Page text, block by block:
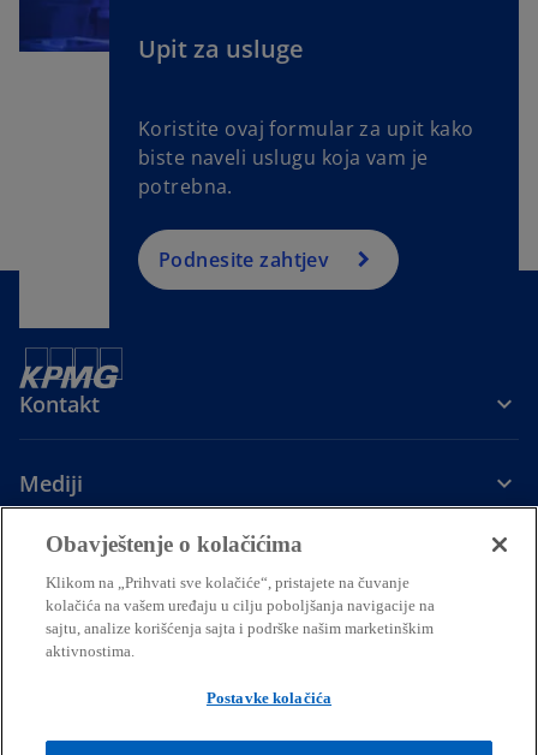
b
Upit za usluge
Koristite ovaj formular za upit kako
biste naveli uslugu koja vam je
potrebna.
Podnesite zahtjev
Kontakt
Mediji
Kompanija
o
p
n
o
p
n
o
p
n
o
p
KPMG Internacionalna linija
Prenos podataka trećim stranama
© 2026 KPMG d.o.o. Podgorica, crnogorsko društvo s ograničenom
Obavještenje o kolačićima
Klikom na „Prihvati sve kolačiće“, pristajete na čuvanje
kolačića na vašem uređaju u cilju poboljšanja navigacije na
sajtu, analize korišćenja sajta i podrške našim marketinškim
aktivnostima.
Postavke kolačića